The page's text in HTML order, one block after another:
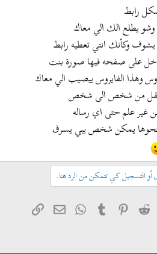
رابط
يطلع الك الي معاك
وكأنك انتي تعطيه رابط
على صفحه فيها صورة بنت
وهذا الفايروس ييصيب الي معاك
من شخص الى شخص
غير علم حتى اي رساله
يمكن شخص يبي يسرق
التسجيل كي تتمكن من الرد هنا.
Reddit
Pinterest
Tumblr
WhatsApp
البريدالرابط